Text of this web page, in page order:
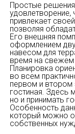
Простые
привлекает
позволяя
Его внешняя
оформлением
навесом для
время на
Планировка
во всем
первом и втором
гостиная. Здесь
но и принимать
Особенность
который можно
собственных